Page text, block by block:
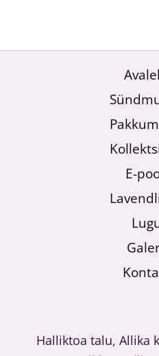
E-
Halliktoa talu, Allika